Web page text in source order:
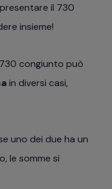
il 730
insieme!
congiunto può
in diversi casi,
uno dei due ha un
le somme si